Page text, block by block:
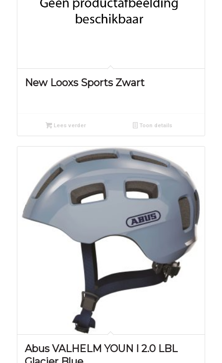
New Looxs Sports Zwart
Lees verder Toon details
Abus VALHELM YOUN I 2.0 LBL